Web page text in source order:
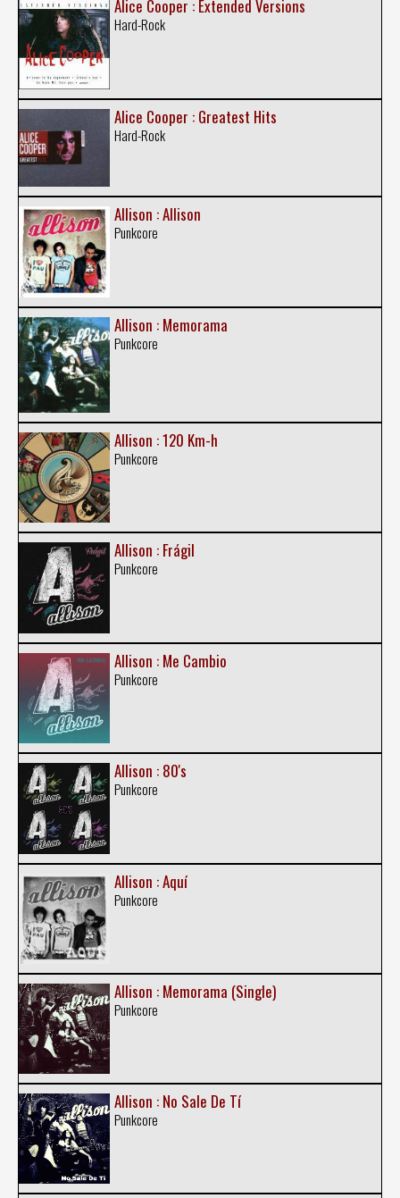
Alice Cooper : Extended Versions
Hard-Rock
Alice Cooper : Greatest Hits
Hard-Rock
Allison : Allison
Punkcore
Allison : Memorama
Punkcore
Allison : 120 Km-h
Punkcore
Allison : Frágil
Punkcore
Allison : Me Cambio
Punkcore
Allison : 80's
Punkcore
Allison : Aquí
Punkcore
Allison : Memorama (Single)
Punkcore
Allison : No Sale De Tí
Punkcore